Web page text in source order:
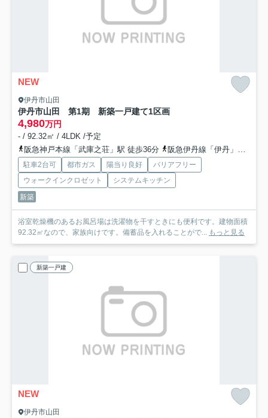
NEW
伊丹市山田
伊丹市山田 第1期 新築一戸建て1区画
4,980万円
- / 92.32㎡ / 4LDK /予定
阪急神戸本線「武庫之荘」駅 徒歩36分
阪急伊丹線「伊丹」駅 徒歩36分
駐車2台可 都市ガス 陽当り良好
バリアフリー
ウォークインクロゼット
システムキッチン
新築
浴室乾燥機のあるお風呂場は洗濯物を干すときにも便利です。建物面積
92.32㎡なので、家族向けです。備蓄品を入れることがで... もっと見る
新築一戸建
NEW
伊丹市山田